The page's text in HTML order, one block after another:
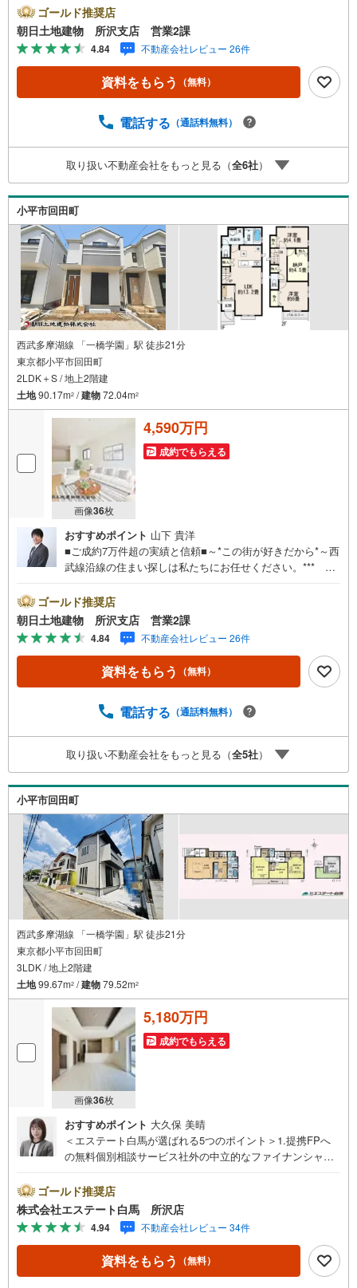
玉・神奈川に展開。豊富な取引データと現場経験をもと
に、お客様一人ひとりに最適なご提案を行っています。
「住宅ローンが不安」「自己資金が少ないけれど購入でき
る？」「住み替えの進め方が分からない」など、購入・売
却に関するお悩みにも有資格スタッフが丁寧に対応。資金
計画の立案から契約・お引渡しまで一貫してサポートいた
件ごとのメリット・注意点をまとめたレポートもご用意し
応。まずはお気軽にご相談ください。■電車でお越しのお客
様は、西武線「所沢駅」西口より徒歩5分■お車でお越しの
お客様は、提携駐車場がございますので弊社営業スタッフ
までお尋ねください。
ゴールド推奨店
朝日土地建物 所沢支店 営業2課
4.84 不動産会社レビュー 26件
資料をもらう （無料）
電話する （通話料無料）
取り扱い不動産会社をもっと見る（全6社）
小平市回田町
西武多摩湖線 「一橋学園」駅 徒歩21分
東京都小平市回田町
2LDK＋S / 地上2階建
土地90.17m2 /建物72.04m2
画像36枚
4,590万円
成約でもらえる
おすすめポイント 山下 貴洋
■ご成約7万件超の実績と信頼■～*この街が好きだから*～西
武線沿線の住まい探しは私たちにお任せください。*** 住
玉・神奈川に展開。豊富な取引データと現場経験をもと
に、お客様一人ひとりに最適なご提案を行っています。
「住宅ローンが不安」「自己資金が少ないけれど購入でき
る？」「住み替えの進め方が分からない」など、購入・売
却に関するお悩みにも有資格スタッフが丁寧に対応。資金
計画の立案から契約・お引渡しまで一貫してサポートいた
件ごとのメリット・注意点をまとめたレポートもご用意し
応。まずはお気軽にご相談ください。■電車でお越しのお客
様は、西武線「所沢駅」西口より徒歩5分■お車でお越しの
お客様は、提携駐車場がございますので弊社営業スタッフ
までお尋ねください。
ゴールド推奨店
朝日土地建物 所沢支店 営業2課
4.84 不動産会社レビュー 26件
資料をもらう （無料）
電話する （通話料無料）
取り扱い不動産会社をもっと見る（全5社）
小平市回田町
西武多摩湖線 「一橋学園」駅 徒歩21分
東京都小平市回田町
3LDK / 地上2階建
土地99.67m2 /建物79.52m2
画像36枚
5,180万円
成約でもらえる
おすすめポイント 大久保 美晴
＜エステート白馬が選ばれる5つのポイント＞1.提携FPへ
の無料個別相談サービス社外の中立的なファイナンシャル
や学費等も含めてシミュレーションをご提案できます2.物
件情報が豊富所沢市を中心にたくさんの情報をご用意して
おります。インターネット広告前の物件も多数取り揃えて
おります。お客様のご希望エリアをお申し付けください。
3.自社グループでリフォーム、新築請負所沢店の3階はリフ
ォーム、注文建築部門の相談スペースです。一級建築士を
ゴールド推奨店
株式会社エステート白馬 所沢店
4.94 不動産会社レビュー 34件
資料をもらう （無料）